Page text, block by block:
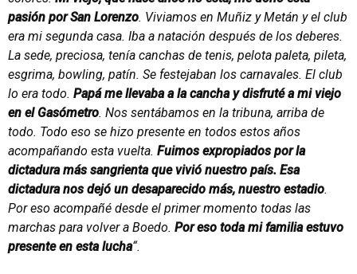
pasión por San Lorenzo. Viviamos en Muñiz y Metán y el club
era mi segunda casa. Iba a natación después de los deberes.
La sede, preciosa, tenía canchas de tenis, pelota paleta, pileta,
esgrima, bowling, patín. Se festejaban los carnavales. El club
lo era todo. Papá me llevaba a la cancha y disfruté a mi viejo
en el Gasómetro. Nos sentábamos en la tribuna, arriba de
todo. Todo eso se hizo presente en todos estos años
acompañando esta vuelta. Fuimos expropiados por la
dictadura más sangrienta que vivió nuestro país. Esa
dictadura nos dejó un desaparecido más, nuestro estadio.
Por eso acompañé desde el primer momento todas las
marchas para volver a Boedo. Por eso toda mi familia estuvo
presente en esta lucha“.